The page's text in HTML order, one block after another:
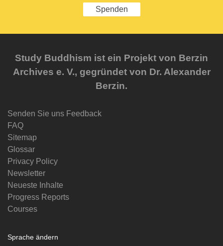
Spenden
Study Buddhism ist ein Projekt von Berzin
Archives e. V., gegründet von Dr. Alexander
Berzin.
Senden Sie uns Feedback
FAQ
Sitemap
Glossar
Privacy Policy
Newsletter
Neueste Inhalte
Progress Reports
Courses
Sprache ändern